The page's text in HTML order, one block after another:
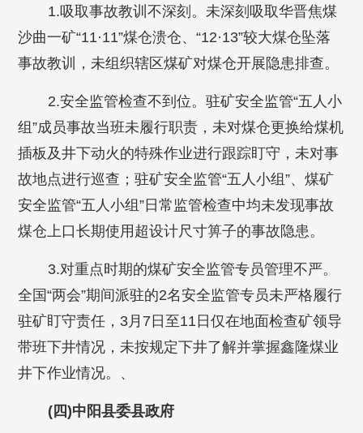
1.吸取事故教训不深刻。未深刻吸取华晋焦煤
沙曲一矿“11·11”煤仓溃仓、“12·13”较大煤仓坠落
事故教训，未组织辖区煤矿对煤仓开展隐患排查。
2.安全监管检查不到位。驻矿安全监管“五人小
组”成员事故当班未履行职责，未对煤仓更换给煤机
插板及井下动火的特殊作业进行跟踪盯守，未对事
故地点进行巡查；驻矿安全监管“五人小组”、煤矿
安全监管“五人小组”日常监管检查中均未发现事故
煤仓上口长期使用超设计尺寸箅子的事故隐患。
3.对重点时期的煤矿安全监管专员管理不严。
全国“两会”期间派驻的2名安全监管专员未严格履行
驻矿盯守责任，3月7日至11日仅在地面检查矿领导
带班下井情况，未按规定下井了解并掌握鑫隆煤业
井下作业情况。、
(四)中阳县委县政府